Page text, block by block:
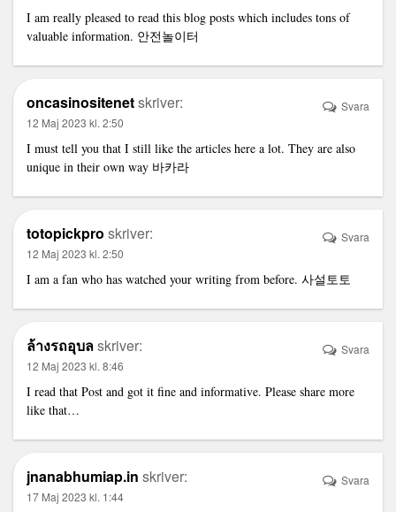
I am really pleased to read this blog posts which includes tons of
valuable information. 안전놀이터
oncasinositenetskriver:
12 Maj 2023 kl. 2:50
I must tell you that I still like the articles here a lot. They are also
unique in their own way 바카라
Svara
totopickpro skriver:
12 Maj 2023 kl. 2:50
I am a fan who has watched your writing from before. 사설토토
Svara
ล้างรถอุบลskriver:
12 Maj 2023 kl. 8:46
I read that Post and got it fine and informative. Please share more
like that…
Svara
jnanabhumiap.in skriver:
17 Maj 2023 kl. 1:44
Svara